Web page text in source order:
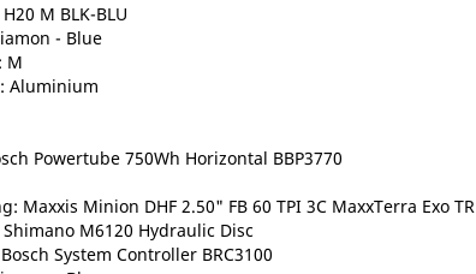
M BLK-BLU
- Blue
M
Aluminium
Powertube 750Wh Horizontal BBP3770
Maxxis Minion DHF 2.50" FB 60 TPI 3C MaxxTerra Exo TR
M6120 Hydraulic Disc
System Controller BRC3100